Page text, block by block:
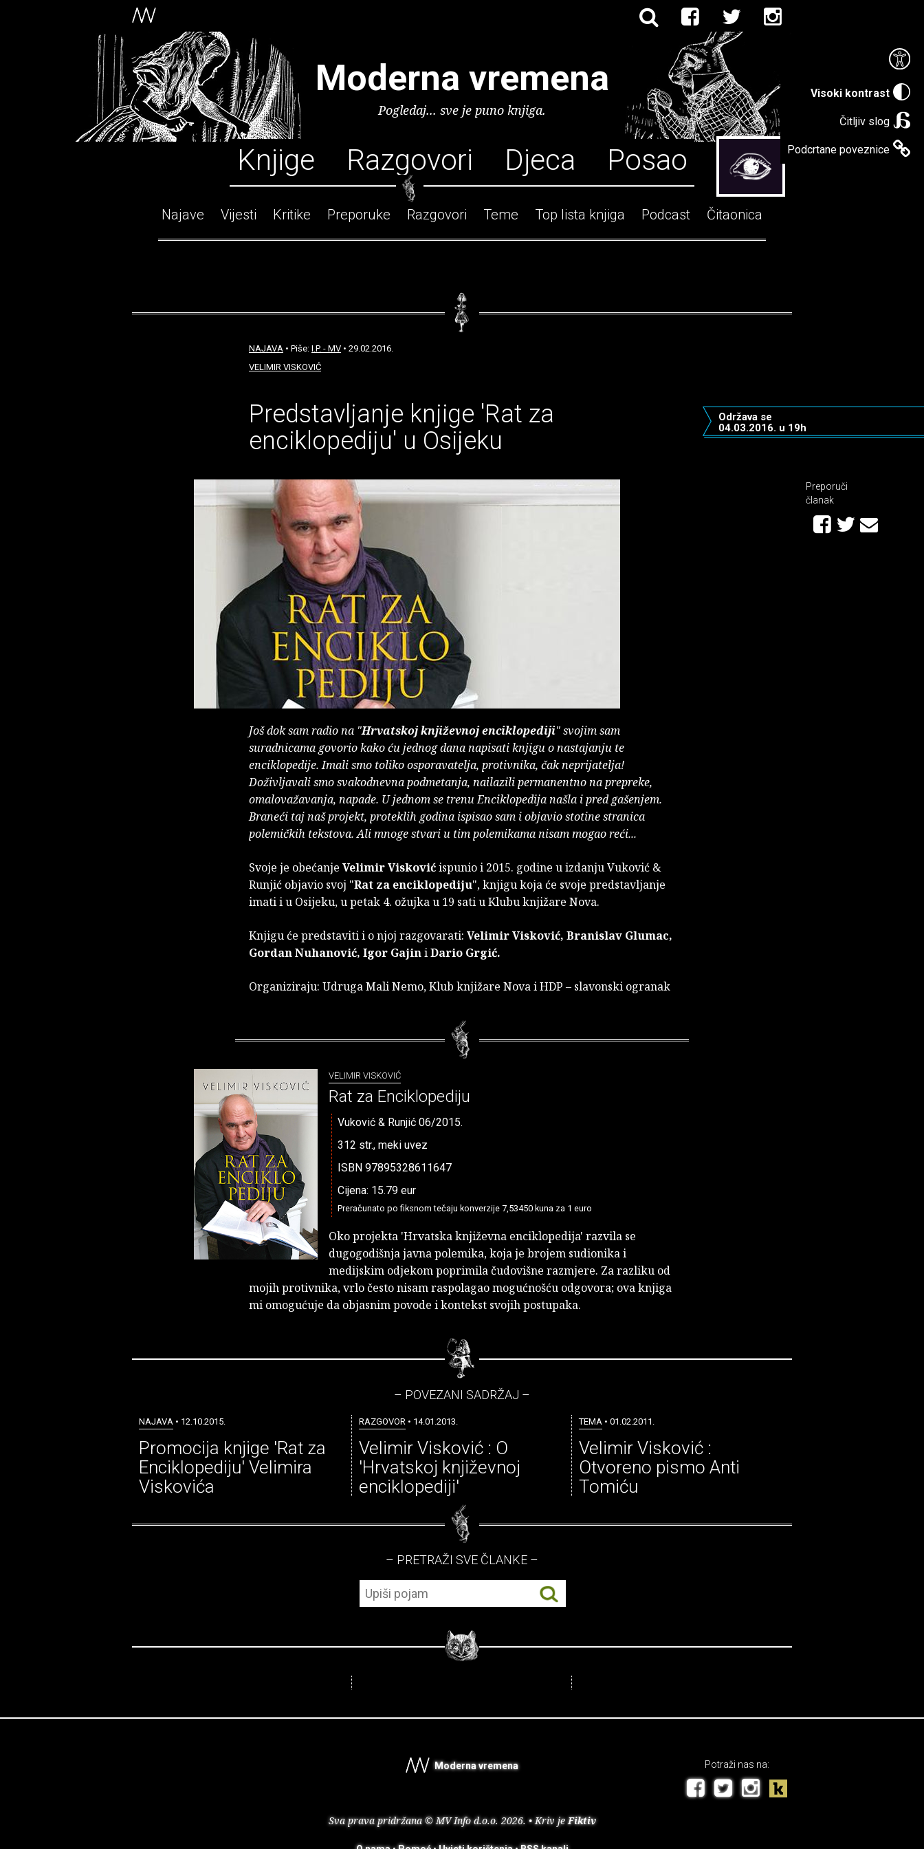
Visoki kontrast
Čitljiv slog
Podcrtane poveznice
Moderna vremena
Pogledaj... sve je puno knjiga.
Knjige Razgovori Djeca Posao
Najave Vijesti Kritike Preporuke Razgovori Teme Top lista knjiga Podcast Čitaonica
NAJAVA • Piše: I.P. - MV • 29.02.2016.
VELIMIR VISKOVIĆ
Predstavljanje knjige 'Rat za
enciklopediju' u Osijeku
Održava se
04.03.2016. u 19h
Još dok sam radio na "Hrvatskoj književnoj enciklopediji" svojim sam
suradnicama govorio kako ću jednog dana napisati knjigu o nastajanju te
enciklopedije. Imali smo toliko osporavatelja, protivnika, čak neprijatelja!
Doživljavali smo svakodnevna podmetanja, nailazili permanentno na prepreke,
omalovažavanja, napade. U jednom se trenu Enciklopedija našla i pred gašenjem.
Braneći taj naš projekt, proteklih godina ispisao sam i objavio stotine stranica
polemičkih tekstova. Ali mnoge stvari u tim polemikama nisam mogao reći...
Svoje je obećanje Velimir Viskovićispunio i 2015. godine u izdanju Vuković &
Runjić objavio svoj "Rat za enciklopediju", knjigu koja će svoje predstavljanje
imati i u Osijeku, u petak 4. ožujka u 19 sati u Klubu knjižare Nova.
Knjigu će predstaviti i o njoj razgovarati: Velimir Visković, Branislav Glumac,
Gordan Nuhanović, Igor GajiniDario Grgić.
Organiziraju: Udruga Mali Nemo, Klub knjižare Nova i HDP – slavonski ogranak
VELIMIR VISKOVIĆ
Rat za Enciklopediju
Vuković & Runjić 06/2015.
312 str., meki uvez
ISBN 97895328611647
Cijena: 15.79 eur
Preračunato po fiksnom tečaju konverzije 7,53450 kuna za 1 euro
Oko projekta 'Hrvatska književna enciklopedija' razvila se
dugogodišnja javna polemika, koja je brojem sudionika i
medijskim odjekom poprimila čudovišne razmjere. Za razliku od
mojih protivnika, vrlo često nisam raspolagao mogućnošću odgovora; ova knjiga
mi omogućuje da objasnim povode i kontekst svojih postupaka.
Preporuči
članak
– POVEZANI SADRŽAJ –
NAJAVA • 12.10.2015.
Promocija knjige 'Rat za
Enciklopediju' Velimira
Viskovića
RAZGOVOR • 14.01.2013.
Velimir Visković : O
'Hrvatskoj književnoj
enciklopediji'
TEMA • 01.02.2011.
Velimir Visković :
Otvoreno pismo Anti
Tomiću
– PRETRAŽI SVE ČLANKE –
Moderna vremena
Sva prava pridržana © MV Info d.o.o. 2026. • Kriv jeFiktiv
Potraži nas na: